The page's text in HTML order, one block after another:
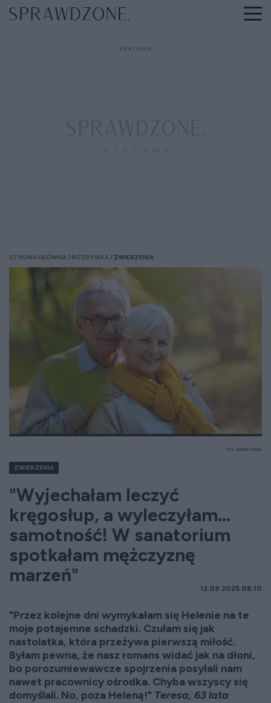
STRONA GŁÓWNA ROZRYWKA ZWIERZENIA
Fot. Adobe Stock
ZWIERZENIA
"Wyjechałam leczyć
kręgosłup, a wyleczyłam…
samotność! W sanatorium
spotkałam mężczyznę
marzeń"
12.09.2025 08:10
"Przez kolejne dni wymykałam się Helenie na te
moje potajemne schadzki. Czułam się jak
nastolatka, która przeżywa pierwszą miłość.
Byłam pewna, że nasz romans widać jak na dłoni,
bo porozumiewawcze spojrzenia posyłali nam
nawet pracownicy ośrodka. Chyba wszyscy się
domyślali. No, poza Heleną!" Teresa, 63 lata